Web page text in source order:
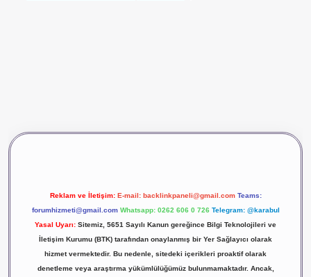
Reklam ve İletişim: E-mail: backlinkpaneli@gmail.com Teams:
forumhizmeti@gmail.com Whatsapp: 0262 606 0 726 Telegram: @karabul
Yasal Uyarı: Sitemiz, 5651 Sayılı Kanun gereğince Bilgi Teknolojileri ve
İletişim Kurumu (BTK) tarafından onaylanmış bir Yer Sağlayıcı olarak
hizmet vermektedir. Bu nedenle, sitedeki içerikleri proaktif olarak
denetleme veya araştırma yükümlülüğümüz bulunmamaktadır. Ancak,